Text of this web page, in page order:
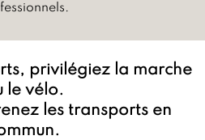
privilégiez la marche
le vélo.
les transports en